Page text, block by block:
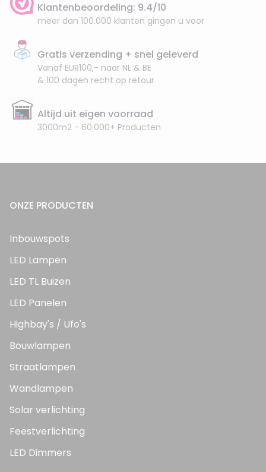
Klantenbeoordeling: 9.4/10
meer dan 100.000 klanten gingen u voor
Gratis verzending + snel geleverd
Vanaf EUR100,- naar NL & BE
& 100 dagen recht op retour
Altijd uit eigen voorraad
3000m2 - 60.000+ Producten
ONZE PRODUCTEN
Inbouwspots
LED Lampen
LED TL Buizen
LED Panelen
Highbay's / Ufo's
Bouwlampen
Straatlampen
Wandlampen
Solar verlichting
Feestverlichting
LED Dimmers